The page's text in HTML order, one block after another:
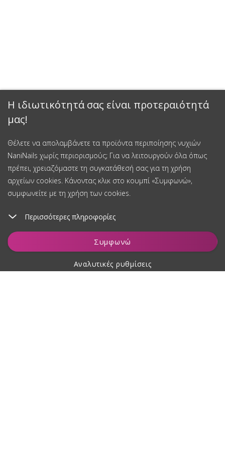
Η ιδιωτικότητά σας είναι προτεραιότητά
μας!
Θέλετε να απολαμβάνετε τα προϊόντα περιποίησης νυχιών
NaniNails χωρίς περιορισμούς; Για να λειτουργούν όλα όπως
πρέπει, χρειαζόμαστε τη συγκατάθεσή σας για τη χρήση
αρχείων cookies. Κάνοντας κλικ στο κουμπί «Συμφωνώ»,
συμφωνείτε με τη χρήση των cookies.
Περισσότερες πληροφορίες
Συμφωνώ
Αναλυτικές ρυθμίσεις
Προσθήκη στο καλάθι